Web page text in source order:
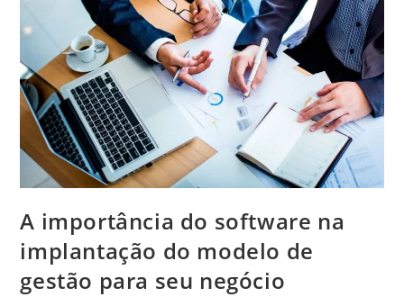
A importância do software na
implantação do modelo de
gestão para seu negócio